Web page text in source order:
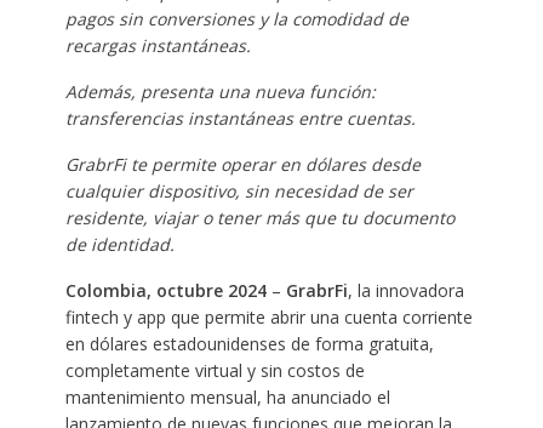
pagos sin conversiones y la comodidad de
recargas instantáneas.
Además, presenta una nueva función:
transferencias instantáneas entre cuentas.
GrabrFi te permite operar en dólares desde
cualquier dispositivo, sin necesidad de ser
residente, viajar o tener más que tu documento
de identidad.
Colombia, octubre 2024– GrabrFi, la innovadora
fintech y app que permite abrir una cuenta corriente
en dólares estadounidenses de forma gratuita,
completamente virtual y sin costos de
mantenimiento mensual, ha anunciado el